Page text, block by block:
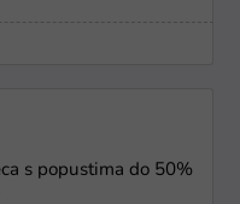
s popustima do 50%